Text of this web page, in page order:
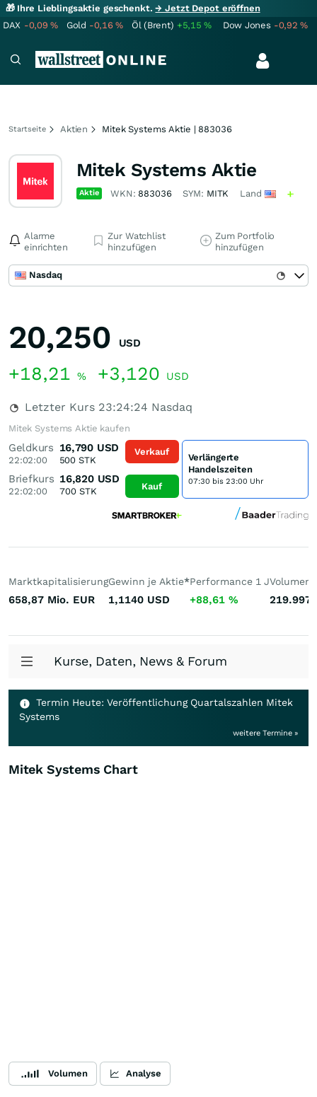
🎁 Ihre Lieblingsaktie geschenkt.→ Jetzt Depot eröffnen
DAX -0,09% Gold -0,16% Öl (Brent) +5,15% Dow Jones -0,92%
Startseite Aktien Mitek Systems Aktie | 883036
Mitek Systems Aktie
Aktie WKN: 883036 SYM: MITK Land
Alarme
einrichten
Zur Watchlist
hinzufügen
Zum Portfolio
hinzufügen
Nasdaq
20,250 USD
+18,21 % +3,120 USD
Letzter Kurs 23:24:24 Nasdaq
Mitek Systems Aktie kaufen
Geldkurs
22:02:00
16,790 USD
500 STK
Briefkurs
22:02:00
16,820 USD
700STK
Verkauf
Kauf
Verlängerte
Handelszeiten
07:30 bis 23:00 Uhr
Marktkapitalisierung
658,87 Mio. EUR
Gewinn je Aktie*
1,1140 USD
Performance 1 J
+88,61 %
Volumen
219.997
Kurse, Daten, News & Forum
Termin Heute: Veröffentlichung Quartalszahlen Mitek
Systems
weitere Termine »
Mitek Systems Chart
Volumen Analyse